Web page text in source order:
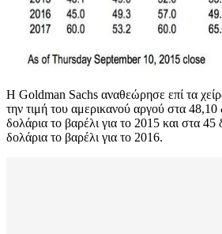
Η Goldman Sachs αναθεώρησε επί τα
την τιμή του αμερικανού αργού στα 48,10
δολάρια το βαρέλι για το 2015 και στα
δολάρια το βαρέλι για το 2016.